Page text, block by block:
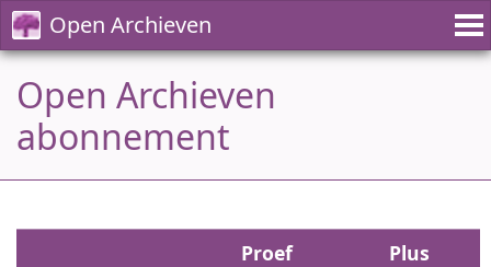
Open Archieven
Open Archieven
abonnement
Proef
Plus